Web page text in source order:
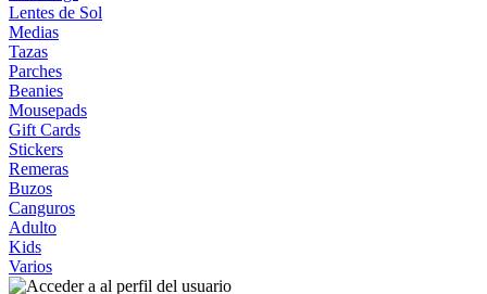
Lentes de Sol
Medias
Tazas
Parches
Beanies
Mousepads
Gift Cards
Stickers
Remeras
Buzos
Canguros
Adulto
Kids
Varios